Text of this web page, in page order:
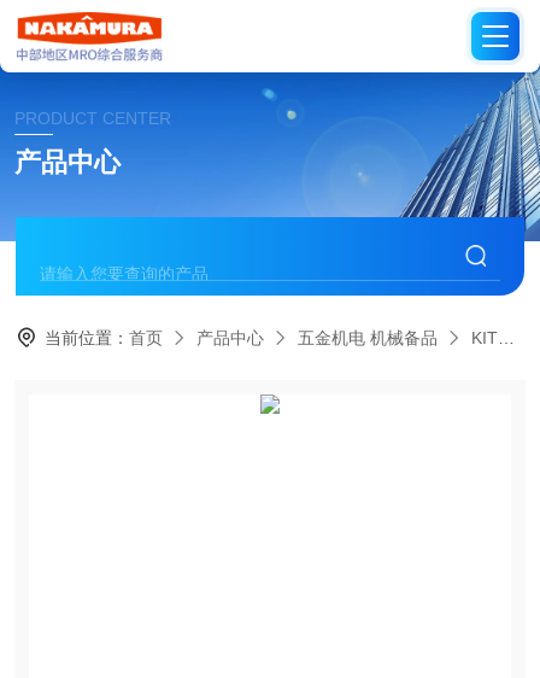
PRODUCT CENTER
产品中心
当前位置：首页 产品中心 五金机电 机械备品 KITZ日本开滋